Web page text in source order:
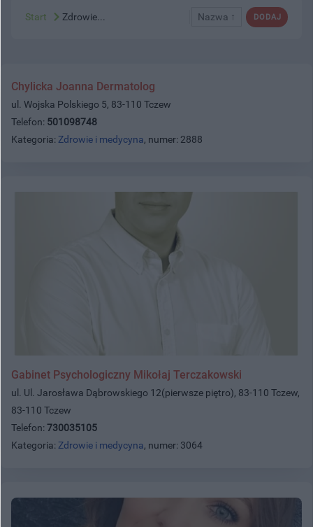
DODAJ
Nazwa ↑
Start Zdrowie...
Chylicka Joanna Dermatolog
ul. Wojska Polskiego 5, 83-110 Tczew
Telefon: 501098748
Kategoria: Zdrowie i medycyna, numer: 2888
Gabinet Psychologiczny Mikołaj Terczakowski
ul. Ul. Jarosława Dąbrowskiego 12(pierwsze piętro), 83-110 Tczew,
83-110 Tczew
Telefon: 730035105
Kategoria: Zdrowie i medycyna, numer: 3064